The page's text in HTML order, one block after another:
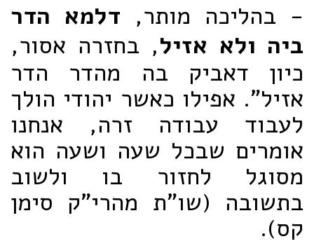
- בהליכה מותר, דלמא הדר
ביה ולא אזיל, בחזרה אסור,
כיון דאביק בה מהדר הדר
אזיל". אפילו כאשר יהודי הולך
לעבוד עבודה זרה, אנחנו
אומרים שבכל שעה ושעה הוא
מסוגל לחזור בו ולשוב
בתשובה (שו"ת מהרי"ק סימן
קס).